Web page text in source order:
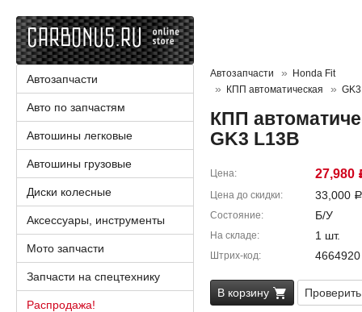
Автозапчасти
Honda Fit
КПП автоматическая
GK3
КПП
GK3 L13B
Цена 27,980
Цена до скидки 33,000 Р
Состояние Б/У
На складе 1 шт.
Штрих-код 4664920
В корзину
Автозапчасти
Авто по запчастям
Автошины легковые
Автошины грузовые
Диски колесные
Аксессуары, инструменты
Мото запчасти
Запчасти на спецтехнику
Распродажа!